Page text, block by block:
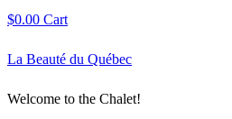
$0.00 Cart
La Beauté du Québec
Welcome to the Chalet!